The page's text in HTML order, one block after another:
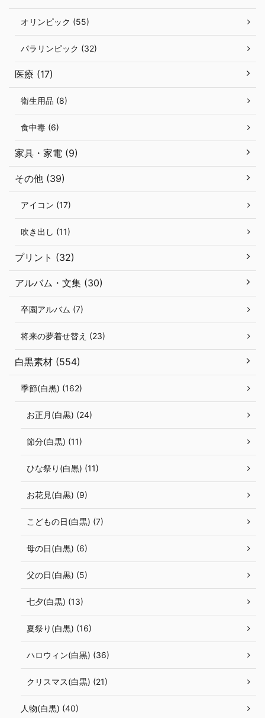
オリンピック (55)
パラリンピック (32)
医療 (17)
衛生用品 (8)
食中毒 (6)
家具・家電 (9)
その他 (39)
アイコン (17)
吹き出し (11)
プリント (32)
アルバム・文集 (30)
卒園アルバム (7)
将来の夢着せ替え (23)
白黒素材 (554)
季節(白黒) (162)
お正月(白黒) (24)
節分(白黒) (11)
ひな祭り(白黒) (11)
お花見(白黒) (9)
こどもの日(白黒) (7)
母の日(白黒) (6)
父の日(白黒) (5)
七夕(白黒) (13)
夏祭り(白黒) (16)
ハロウィン(白黒) (36)
クリスマス(白黒) (21)
人物(白黒) (40)